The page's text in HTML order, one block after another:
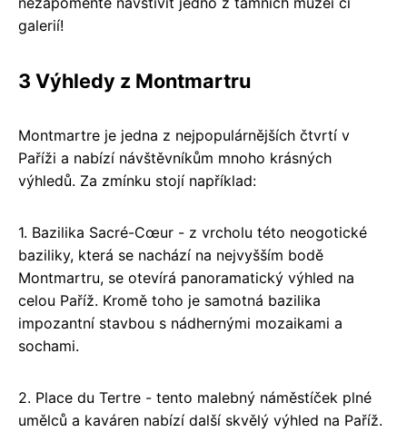
galerií!
3 Výhledy z Montmartru
Montmartre je jedna z nejpopulárnějších čtvrtí v
Paříži a nabízí návštěvníkům mnoho krásných
výhledů. Za zmínku stojí například:
1. Bazilika Sacré-Cœur - z vrcholu této neogotické
baziliky, která se nachází na nejvyšším bodě
Montmartru, se otevírá panoramatický výhled na
celou Paříž. Kromě toho je samotná bazilika
impozantní stavbou s nádhernými mozaikami a
sochami.
2. Place du Tertre - tento malebný náměstíček plné
umělců a kaváren nabízí další skvělý výhled na Paříž.